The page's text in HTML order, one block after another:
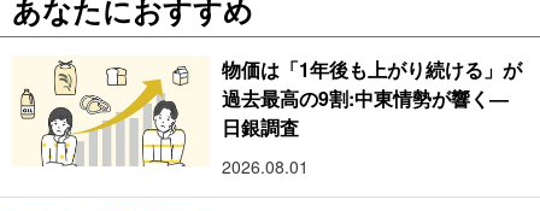
あなたにおすすめ
物価は「1年後も上がり続ける」が
過去最高の9割:中東情勢が響く―
日銀調査
2026.08.01